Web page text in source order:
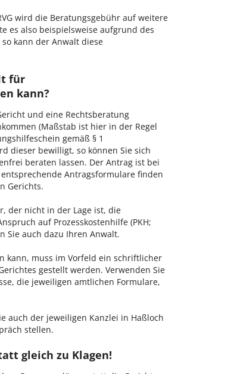
wird die Beratungsgebühr auf weitere
es also beispielsweise aufgrund des
kann der Anwalt diese
für
kann?
und eine Rechtsberatung
(Maßstab ist hier in der Regel
gemäß § 1
dieser bewilligt, so können Sie sich
beraten lassen. Der Antrag ist bei
Antragsformulare finden
Gerichts.
der nicht in der Lage ist, die
auf Prozesskostenhilfe (PKH;
Sie auch dazu Ihren Anwalt.
kann, muss im Vorfeld ein schriftlicher
gestellt werden. Verwenden Sie
die jeweiligen amtlichen Formulare,
auch der jeweiligen Kanzlei in Haßloch
stellen.
gleich zu Klagen!